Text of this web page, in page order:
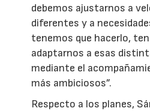
debemos ajustarnos a
diferentes y a
tenemos que hacerlo,
adaptarnos a esas
mediante el
más ambiciosos”.
Respecto a los planes,